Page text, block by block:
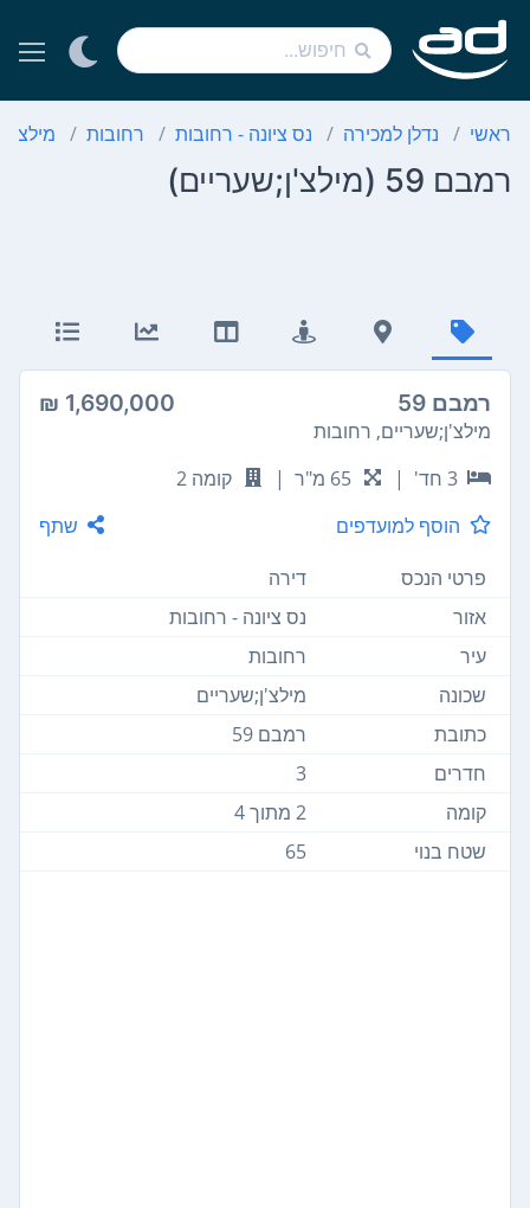
ראשי נדלן למכירה נס ציונה - רחובות רחובות
רמבם 59 (מילצ'ן;שעריים)
רמבם 59 1,690,000 ₪
מילצ'ן;שעריים, רחובות
3 חד'
| 65 מ"ר |
קומה 2
הוסף למועדפים
שתף
פרטי הנכס
דירה
אזור
נס ציונה - רחובות
עיר
רחובות
שכונה
מילצ'ן;שעריים
כתובת
רמבם 59
חדרים
3
קומה
2 מתוך 4
שטח בנוי
65